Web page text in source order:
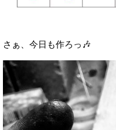
さぁ、今日も作ろっ🎶